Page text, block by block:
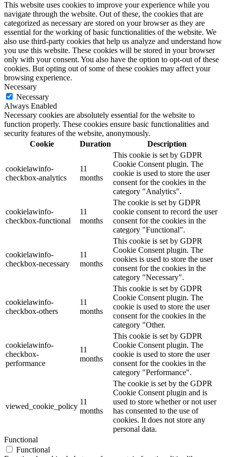
This website uses cookies to improve your experience while you
navigate through the website. Out of these, the cookies that are
categorized as necessary are stored on your browser as they are
essential for the working of basic functionalities of the website. We
also use third-party cookies that help us analyze and understand how
you use this website. These cookies will be stored in your browser
only with your consent. You also have the option to opt-out of these
cookies. But opting out of some of these cookies may affect your
browsing experience.
Necessary
Necessary
Always Enabled
Necessary cookies are absolutely essential for the website to
function properly. These cookies ensure basic functionalities and
security features of the website, anonymously.
Cookie
Duration Description
cookielawinfo-
checkbox-analytics
11
months
This cookie is set by GDPR
Cookie Consent plugin. The
cookie is used to store the user
consent for the cookies in the
category "Analytics".
cookielawinfo-
checkbox-functional
11
months
The cookie is set by GDPR
cookie consent to record the user
consent for the cookies in the
category "Functional".
cookielawinfo-
checkbox-necessary
11
months
This cookie is set by GDPR
Cookie Consent plugin. The
cookies is used to store the user
consent for the cookies in the
category "Necessary".
cookielawinfo-
checkbox-others
11
months
This cookie is set by GDPR
Cookie Consent plugin. The
cookie is used to store the user
consent for the cookies in the
category "Other.
cookielawinfo-
checkbox-
performance
11
months
This cookie is set by GDPR
Cookie Consent plugin. The
cookie is used to store the user
consent for the cookies in the
category "Performance".
viewed_cookie_policy
11
months
The cookie is set by the GDPR
Cookie Consent plugin and is
used to store whether or not user
has consented to the use of
cookies. It does not store any
personal data.
Functional
Functional